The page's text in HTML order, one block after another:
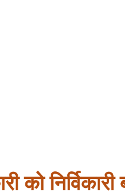
निर्विकारी